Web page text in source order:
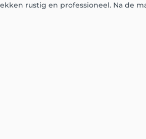
rustig en professioneel. Na de